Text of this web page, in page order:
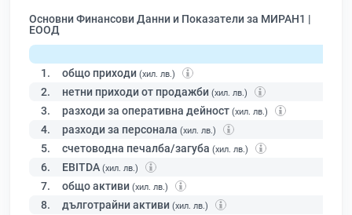
Основни Финансови Данни и Показатели за МИРАН1 |
ЕООД
1. общо приходи (хил. лв.)
2. нетни приходи от продажби (хил. лв.)
3. разходи за оперативна дейност (хил. лв.)
4. разходи за персонала (хил. лв.)
5. счетоводна печалба/загуба (хил. лв.)
6. EBITDA (хил. лв.)
7. общо активи (хил. лв.)
8. дълготрайни активи (хил. лв.)